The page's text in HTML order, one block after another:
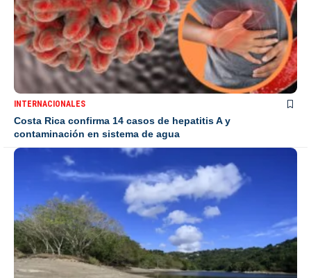
INTERNACIONALES
Costa Rica confirma 14 casos de hepatitis A y
contaminación en sistema de agua